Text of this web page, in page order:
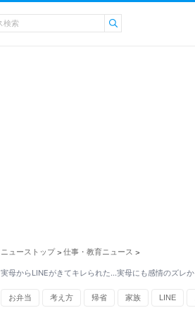
ニューストップ > 仕事・教育ニュース >
実母からLINEがきてキレられた...実母にも感情のズレか
お弁当 考え方 帰省 家族 LINE